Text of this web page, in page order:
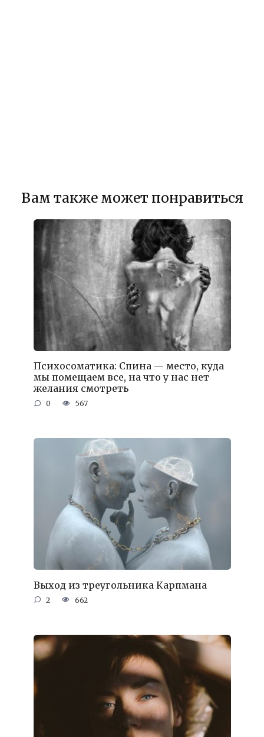
Вам также может понравиться
Психосоматика: Спина — место, куда
мы помещаем все, на что у нас нет
желания смотреть
0 567
Выход из треугольника Карпмана
2 662